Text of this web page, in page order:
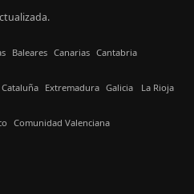
Baleares Canarias Cantabria
Cataluña Extremadura Galicia La Rioja
Comunidad Valenciana